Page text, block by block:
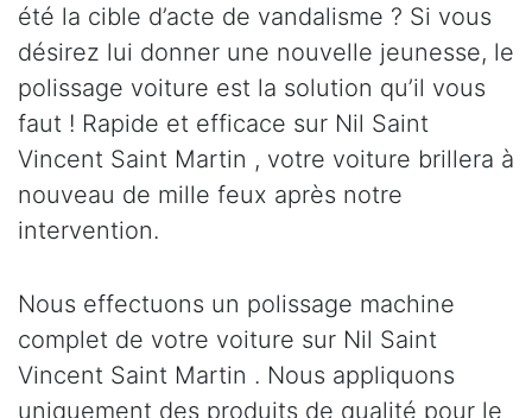
été la cible d’acte de vandalisme ? Si vous
désirez lui donner une nouvelle jeunesse, le
polissage voiture est la solution qu’il vous
faut ! Rapide et efficace sur Nil Saint
Vincent Saint Martin , votre voiture brillera à
nouveau de mille feux après notre
intervention.
Nous effectuons un polissage machine
complet de votre voiture sur Nil Saint
Vincent Saint Martin . Nous appliquons
uniquement des produits de qualité pour le